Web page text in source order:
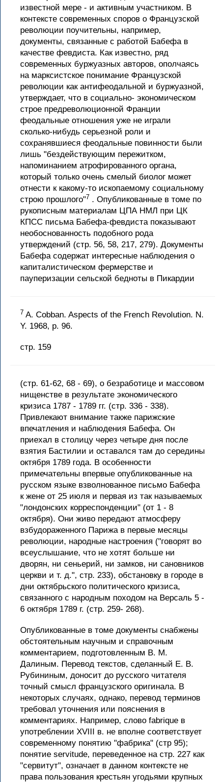
известной мере - и активным участником. В
контексте современных споров о Французской
революции поучительны, например,
документы, связанные с работой Бабефа в
качестве февдиста. Как известно, ряд
современных буржуазных авторов, ополчаясь
на марксистское понимание Французской
революции как антифеодальной и буржуазной,
утверждает, что в социально- экономическом
строе предреволюционной Франции
феодальные отношения уже не играли
сколько-нибудь серьезной роли и
сохранявшиеся феодальные повинности были
лишь "бездействующим пережитком,
напоминанием атрофированного органа,
который только очень смелый биолог может
отнести к какому-то ископаемому социальному
строю прошлого"7 . Опубликованные в томе по
рукописным материалам ЦПА НМЛ при ЦК
КПСС письма Бабефа-февдиста показывают
необоснованность подобного рода
утверждений (стр. 56, 58, 217, 279). Документы
Бабефа содержат интересные наблюдения о
капиталистическом фермерстве и
пауперизации сельской бедноты в Пикардии
7 A. Cobban. Aspects of the French Revolution. N.
Y. 1968, p. 96.
стр. 159
(стр. 61-62, 68 - 69), о безработице и массовом
нищенстве в результате экономического
кризиса 1787 - 1789 гг. (стр. 336 - 338).
Привлекают внимание также парижские
впечатления и наблюдения Бабефа. Он
приехал в столицу через четыре дня после
взятия Бастилии и оставался там до середины
октября 1789 года. В особенности
примечательны впервые опубликованные на
русском языке взволнованное письмо Бабефа
к жене от 25 июля и первая из так называемых
"лондонских корреспонденции" (от 1 - 8
октября). Они живо передают атмосферу
взбудораженного Парижа в первые месяцы
революции, народные настроения ("говорят во
всеуслышание, что не хотят больше ни
дворян, ни сеньерий, ни замков, ни сановников
церкви и т. д.", стр. 233), обстановку в городе в
дни октябрьского политического кризиса,
связанного с народным походом на Версаль 5 -
6 октября 1789 г. (стр. 259- 268).
Опубликованные в томе документы снабжены
обстоятельным научным и справочным
комментарием, подготовленным В. М.
Далиным. Перевод текстов, сделанный Е. В.
Рубининым, доносит до русского читателя
точный смысл французского оригинала. В
некоторых случаях, однако, перевод терминов
требовал уточнения или пояснения в
комментариях. Например, слово fabrique в
употреблении XVIII в. не вполне соответствует
современному понятию "фабрика" (стр 95);
понятие servitude, переведенное на стр. 227 как
"сервитут", означает в данном контексте не
права пользования крестьян угодьями крупных